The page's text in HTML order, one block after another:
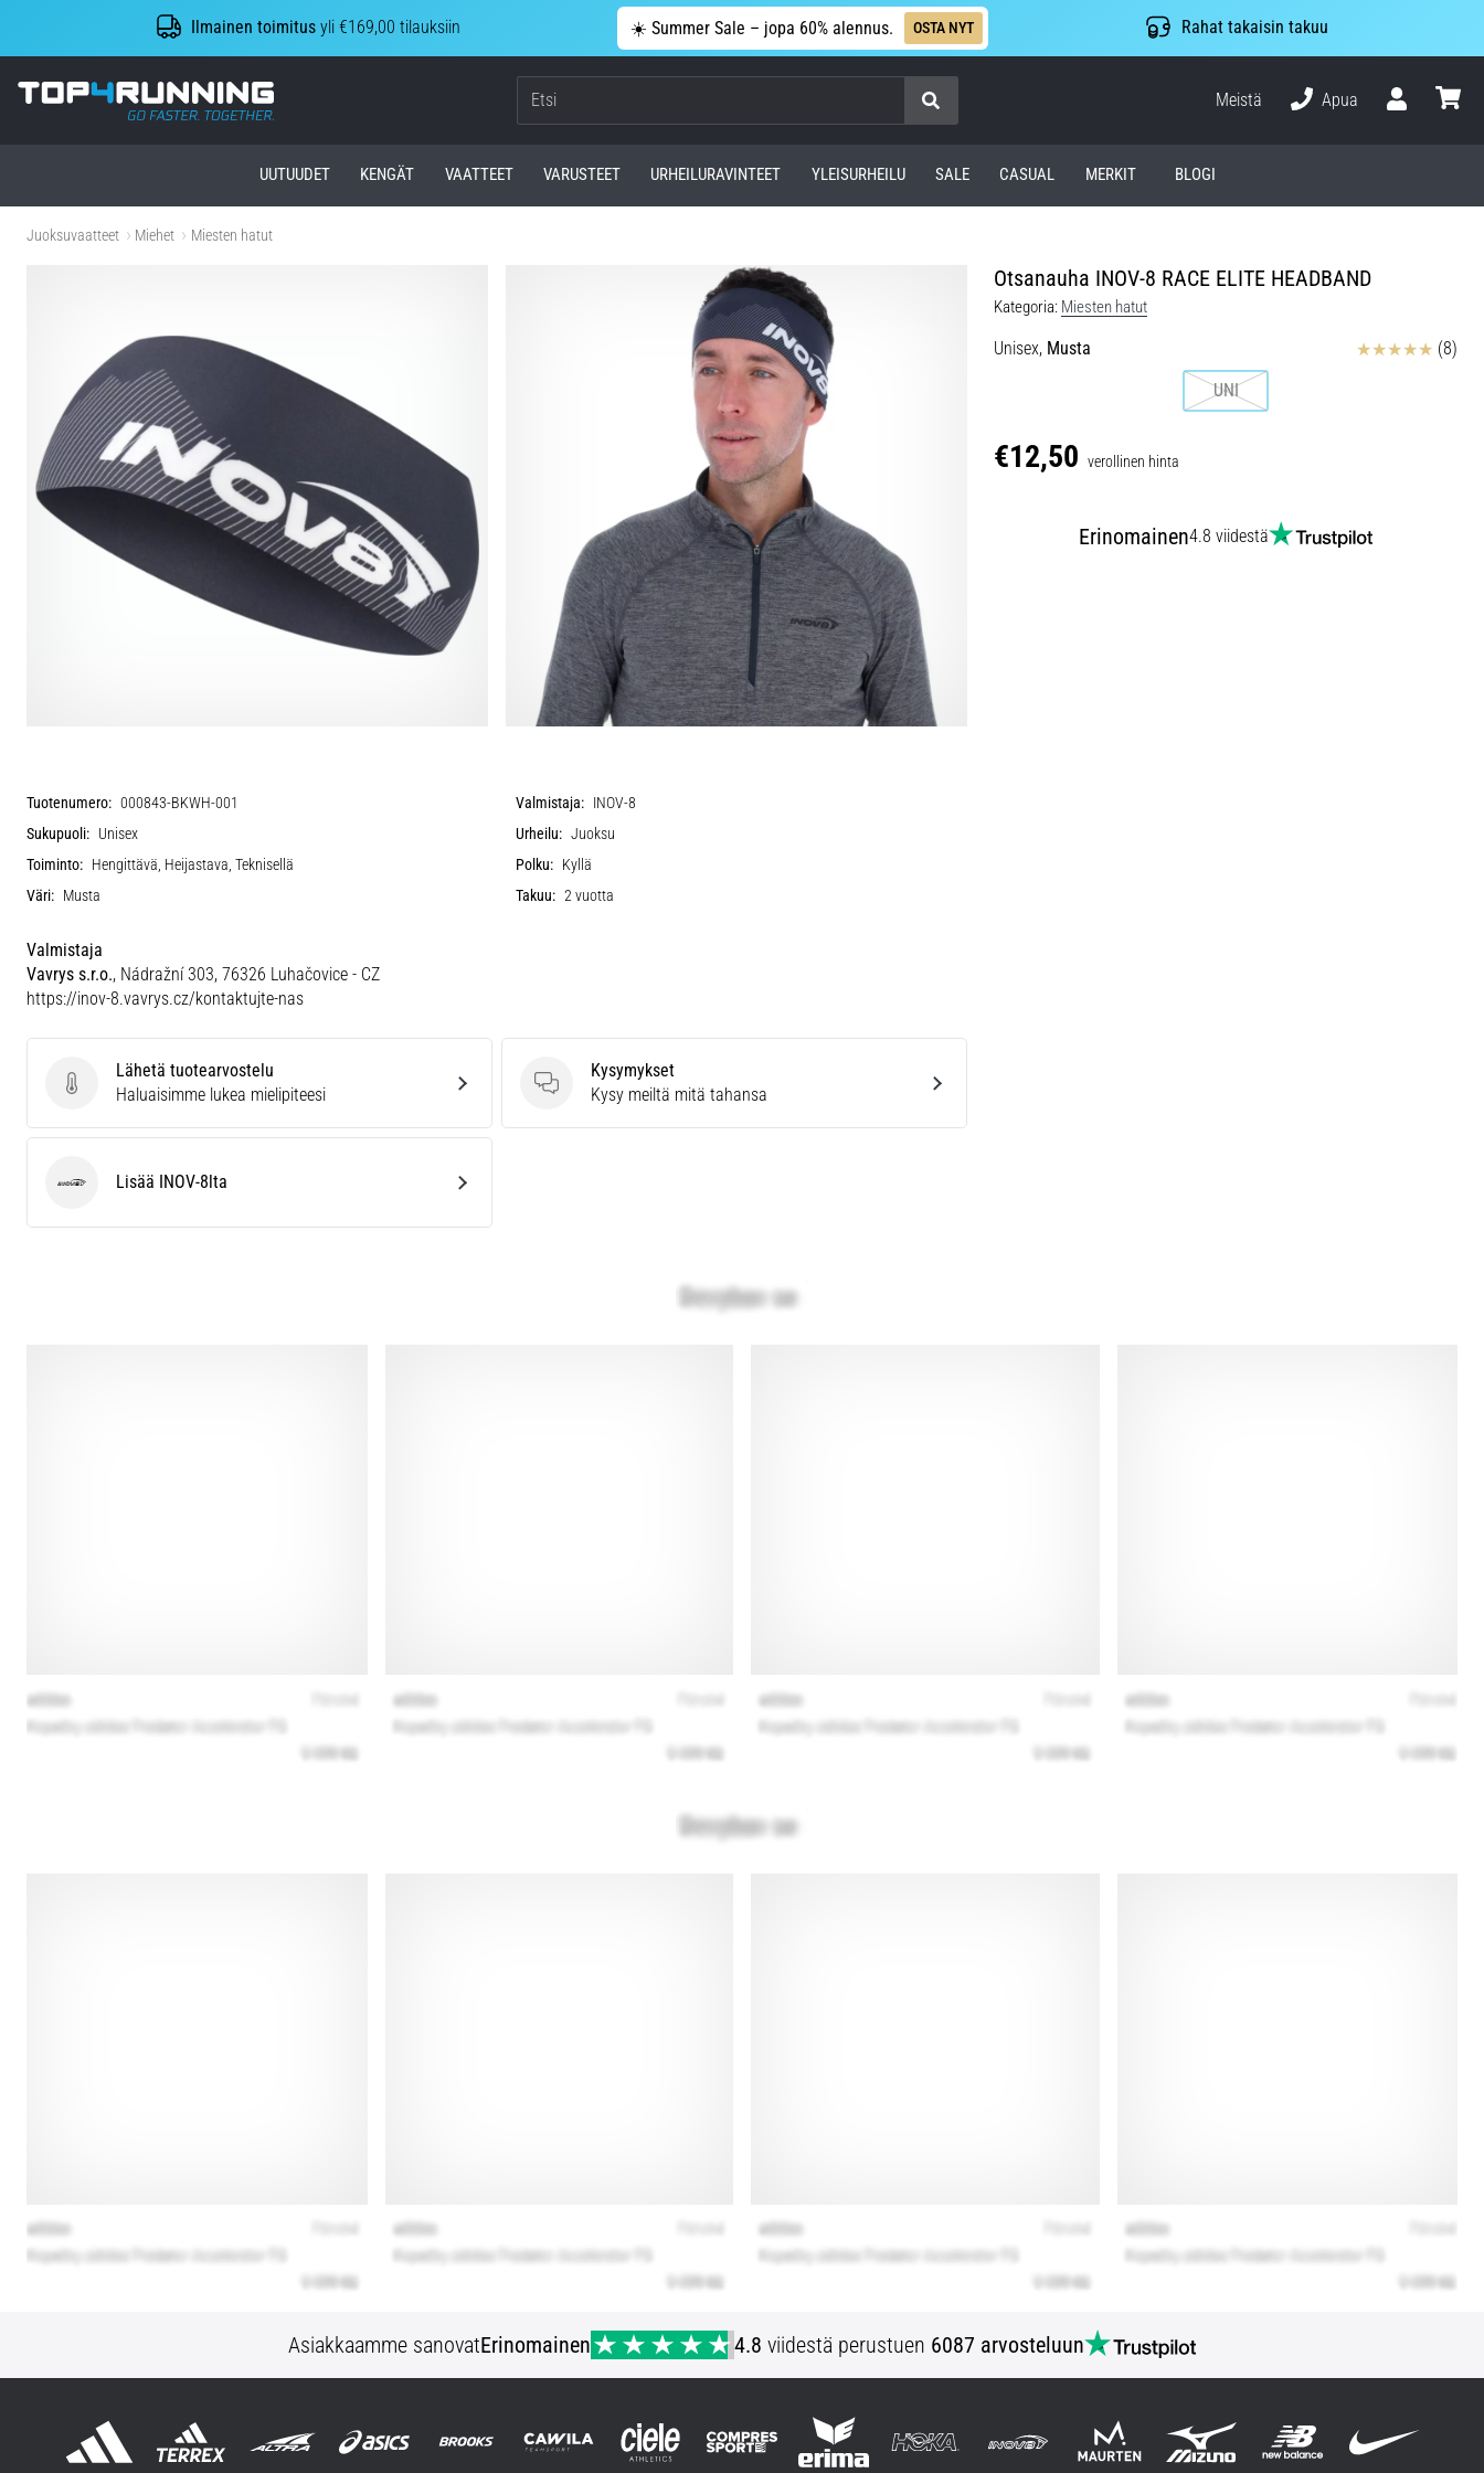
Ilmainen toimitus yli €169,00 tilauksiin ☀️ Summer Sale – jopa 60% alennus. OSTA NYT Rahat takaisin takuu
Top4Running.fi
Meistä
Apua
UUTUUDET KENGÄT VAATTEET VARUSTEET URHEILURAVINTEET YLEISURHEILU SALE CASUAL MERKIT BLOGI
Juoksuvaatteet Miehet Miesten hatut
Otsanauha INOV-8 RACE ELITE HEADBAND
Kategoria: Miesten hatut
Unisex, Musta Arvostelut
(8)
UNI
€12,50 verollinen hinta
Erinomainen4.8 viidestä
Tuotenumero: 000843-BKWH-001 Valmistaja: INOV-8
Sukupuoli: Unisex Urheilu: Juoksu
Toiminto: Hengittävä, Heijastava, Teknisellä Polku: Kyllä
Väri: Musta Takuu: 2 vuotta
Valmistaja
Vavrys s.r.o., Nádražní 303, 76326 Luhačovice - CZ
https://inov-8.vavrys.cz/kontaktujte-nas
Lähetä tuotearvostelu
Lähetä tuotearvostelu
Haluaisimme lukea mielipiteesi
Kysymykset
Kysymykset
Kysy meiltä mitä tahansa
INOV-8Lisää INOV-8lta
Asiakkaamme sanovatErinomainen 4.8 viidestä perustuen 6087 arvosteluun